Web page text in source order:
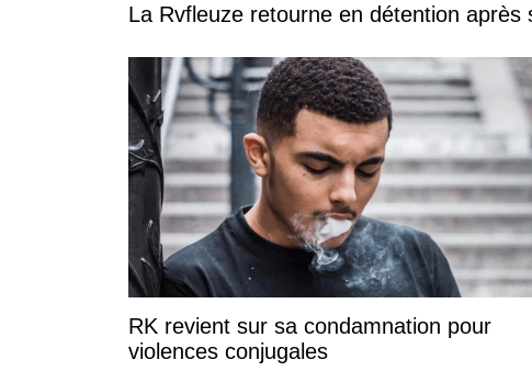
La Rvfleuze retourne en détention
RK revient sur sa condamnation pour
violences conjugales